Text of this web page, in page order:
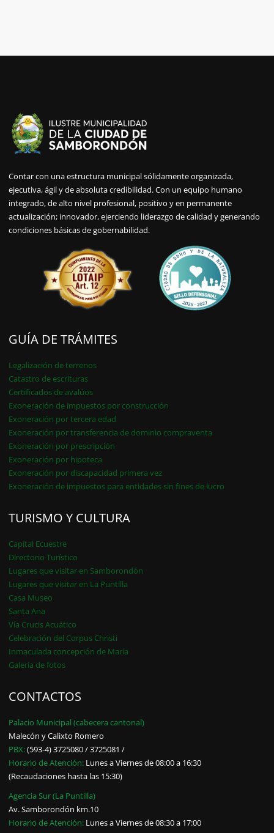
Contar con una estructura municipal sólidamente organizada,
ejecutiva, ágil y de absoluta credibilidad. Con un equipo humano
integrado, de alto nivel profesional, positivo y en permanente
actualización; innovador, ejerciendo liderazgo de calidad y generando
condiciones básicas de gobernabilidad.
GUÍA DE TRÁMITES
Legalización de terrenos
Catastro de escrituras
Certificados de avalúos
Exoneración de impuestos por construcción
Exoneración por tercera edad
Exoneración por transferencia de dominio compraventa
Exoneración por prescripción
Exoneración por hipoteca
Exoneración por discapacidad primera vez
Exoneración de impuestos para entidades sin fines de lucro
TURISMO Y CULTURA
Capital Ecuestre
Directorio Turístico
Lugares que visitar en Samborondón
Lugares que visitar en La Puntilla
Casa Museo
Santa Ana
Vía Crucis Acuático
Celebración del Corpus Christi
Inmaculada concepción de María
Galería de fotos
CONTACTOS
Palacio Municipal (cabecera cantonal)
Malecón y Calixto Romero
PBX:(593-4) 3725080 / 3725081 /
Horario de Atención: Lunes a Viernes de 08:00 a 16:30
(Recaudaciones hasta las 15:30)
Agencia Sur (La Puntilla)
Av. Samborondón km.10
Horario de Atención: Lunes a Viernes de 08:30 a 17:00